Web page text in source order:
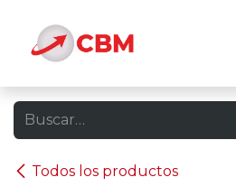
Todos los productos